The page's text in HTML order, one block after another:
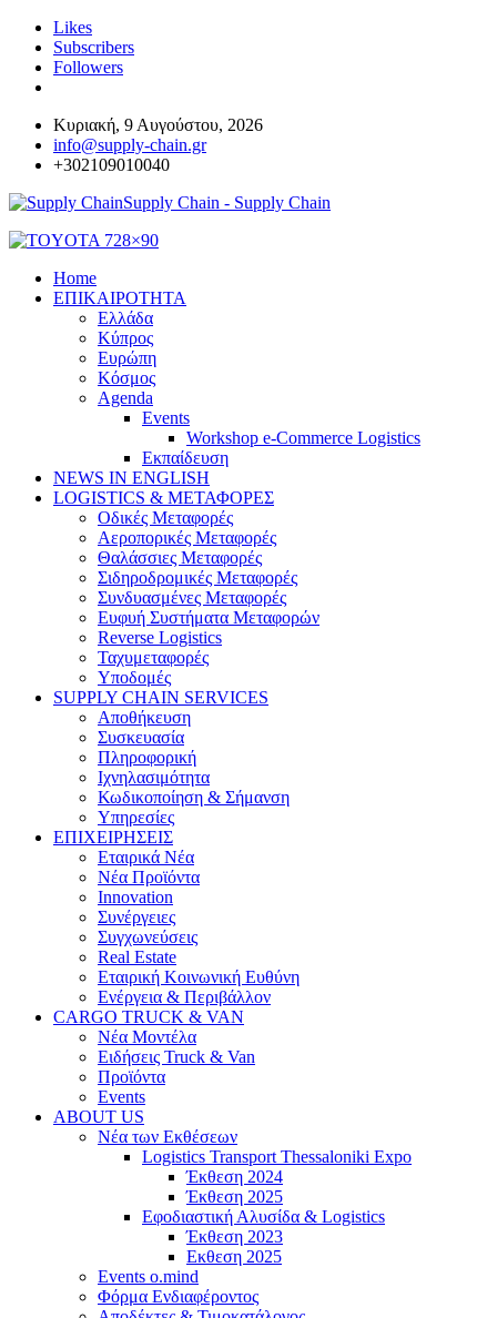
Likes
Subscribers
Followers
Κυριακή, 9 Αυγούστου, 2026
info@supply-chain.gr
+302109010040
Supply Chain - Supply Chain
Home
ΕΠΙΚΑΙΡΟΤΗΤΑ
Ελλάδα
Κύπρος
Ευρώπη
Κόσμος
Agenda
Events
Workshop e-Commerce Logistics
Εκπαίδευση
NEWS IN ENGLISH
LOGISTICS & ΜΕΤΑΦΟΡΕΣ
Οδικές Μεταφορές
Αεροπορικές Μεταφορές
Θαλάσσιες Μεταφορές
Σιδηροδρομικές Μεταφορές
Συνδυασμένες Μεταφορές
Ευφυή Συστήματα Μεταφορών
Reverse Logistics
Ταχυμεταφορές
Υποδομές
SUPPLY CHAIN SERVICES
Αποθήκευση
Συσκευασία
Πληροφορική
Ιχνηλασιμότητα
Κωδικοποίηση & Σήμανση
Υπηρεσίες
ΕΠΙΧΕΙΡΗΣΕΙΣ
Εταιρικά Νέα
Νέα Προϊόντα
Innovation
Συνέργειες
Συγχωνεύσεις
Real Estate
Εταιρική Κοινωνική Ευθύνη
Ενέργεια & Περιβάλλον
CARGO TRUCK & VAN
Νέα Μοντέλα
Ειδήσεις Truck & Van
Προϊόντα
Events
ABOUT US
Νέα των Εκθέσεων
Logistics Transport Thessaloniki Expo
Έκθεση 2024
Έκθεση 2025
Εφοδιαστική Αλυσίδα & Logistics
Έκθεση 2023
Εκθεση 2025
Events o.mind
Φόρμα Ενδιαφέροντος